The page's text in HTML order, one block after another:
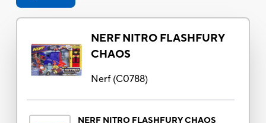
NERF NITRO FLASHFURY
CHAOS
Nerf(C0788)
NERF NITRO FLASHFURY CHAOS